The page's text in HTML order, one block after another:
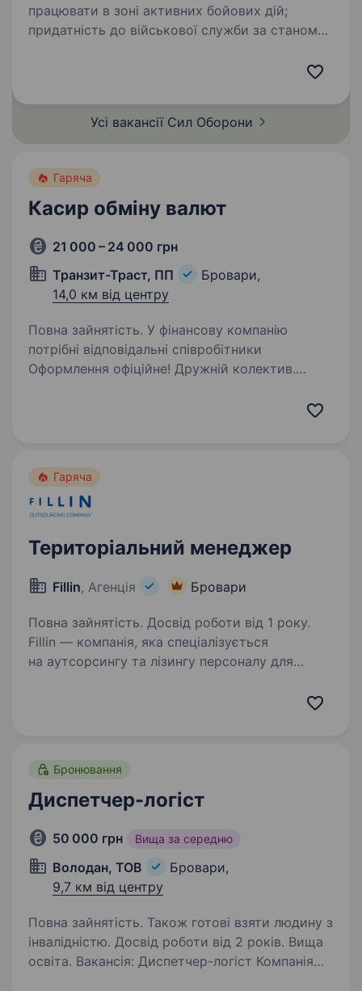
працювати в зоні активних бойових дій;
придатність до військової служби за станом
Усі вакансії Сил Оборони
Гаряча
Касир обміну валют
21 000 – 24 000 грн
Транзит-Траст, ПП
Бровари,
14,0 км від центру
Повна зайнятість. У фінансову компанію
потрібні відповідальні співробітники
Оформлення офіційне! Дружній колектив.
Гаряча
Територіальний менеджер
Fillin, Агенція Бровари
Повна зайнятість. Досвід роботи від 1 року.
Fillin — компанія, яка спеціалізується
на аутсорсингу та лізингу персоналу для
Бронювання
Диспетчер-логіст
50 000 грн Вища за середню
Володан, ТОВ
Бровари,
9,7 км від центру
Повна зайнятість. Також готові взяти людину з
інвалідністю. Досвід роботи від 2 років. Вища
освіта. Вакансія: Диспетчер-логіст Компанія